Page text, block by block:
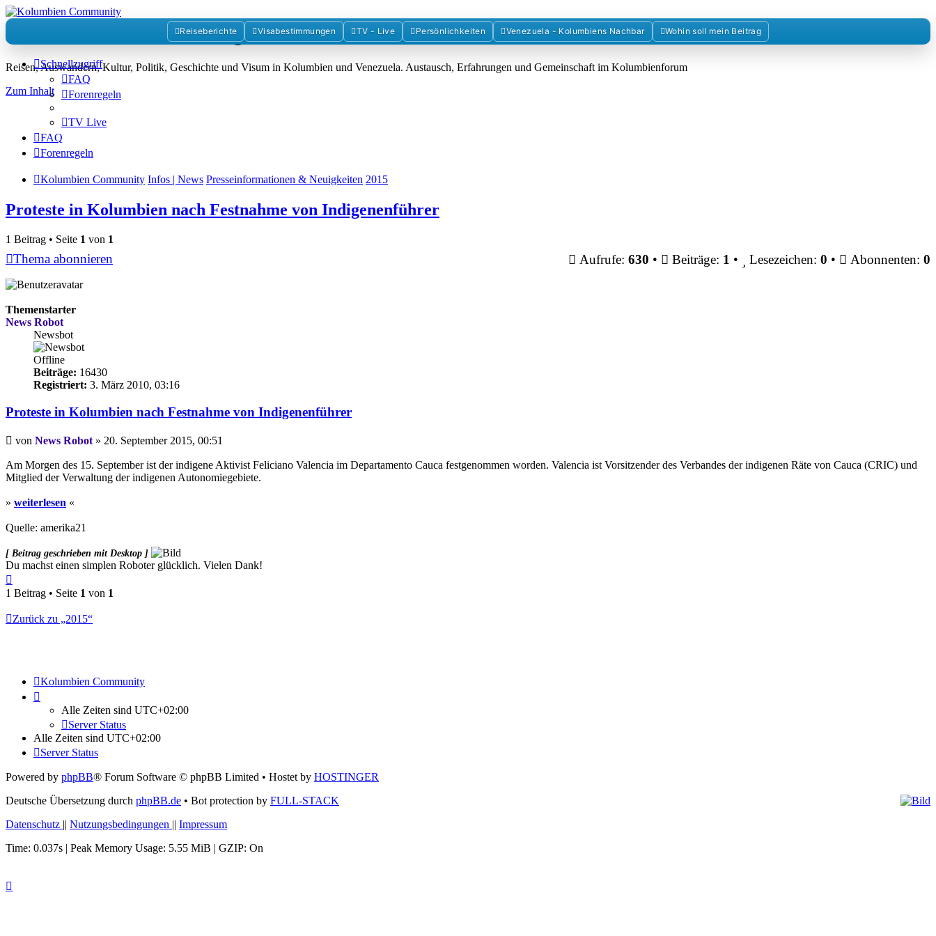
Kolumbienforum - Das grosse Forum der Freunde Kolumbiens
Reisen, Auswandern, Kultur, Politik, Geschichte und Visum in Kolumbien und Venezuela. Austausch, Erfahrungen und Gemeinschaft im Kolumbienforum
Zum Inhalt
Reiseberichte Visabestimmungen TV - Live Persönlichkeiten Venezuela - Kolumbiens Nachbar Wohin soll mein Beitrag
Schnellzugriff
FAQ
Forenregeln
TV Live
FAQ
Forenregeln
Kolumbien Community Infos | News Presseinformationen & Neuigkeiten 2015
Proteste in Kolumbien nach Festnahme von Indigenenführer
1 Beitrag • Seite 1 von 1
Thema abonnieren Aufrufe: 630 • Beiträge: 1 • Lesezeichen: 0 • Abonnenten: 0
Themenstarter
News Robot
Newsbot
Offline
Beiträge: 16430
Registriert: 3. März 2010, 03:16
Proteste in Kolumbien nach Festnahme von Indigenenführer
Beitrag
von News Robot » 20. September 2015, 00:51
Am Morgen des 15. September ist der indigene Aktivist Feliciano Valencia im Departamento Cauca festgenommen worden. Valencia ist Vorsitzender des Verbandes der indigenen Räte von Cauca (CRIC) und
Mitglied der Verwaltung der indigenen Autonomiegebiete.
» weiterlesen «
Quelle: amerika21
[ Beitrag geschrieben mit Desktop ]
Du machst einen simplen Roboter glücklich. Vielen Dank!
oben
1 Beitrag • Seite 1 von 1
Zurück zu „2015“
Kolumbien Community
Alle Zeiten sind UTC+02:00
Server Status
Alle Zeiten sind UTC+02:00
Server Status
Powered by phpBB® Forum Software © phpBB Limited • Hostet by HOSTINGER
Deutsche Übersetzung durch phpBB.de • Bot protection by FULL-STACK
Datenschutz || Nutzungsbedingungen || Impressum
Time: 0.037s | Peak Memory Usage: 5.55 MiB | GZIP: On